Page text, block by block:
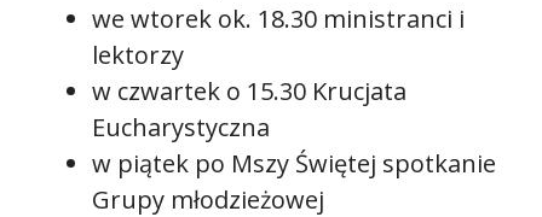
we wtorek ok. 18.30 ministranci i
lektorzy
w czwartek o 15.30 Krucjata
Eucharystyczna
w piątek po Mszy Świętej spotkanie
Grupy młodzieżowej